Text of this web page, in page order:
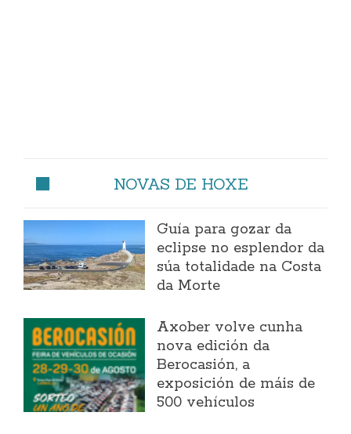
NOVAS DE HOXE
Guía para gozar da
eclipse no esplendor da
súa totalidade na Costa
da Morte
Axober volve cunha
nova edición da
Berocasión, a
exposición de máis de
500 vehículos